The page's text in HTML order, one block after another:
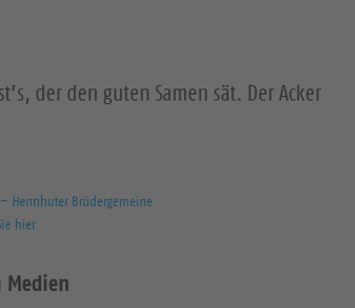
der den guten Samen sät. Der Acker
Herrnhuter Brüdergemeine
hier